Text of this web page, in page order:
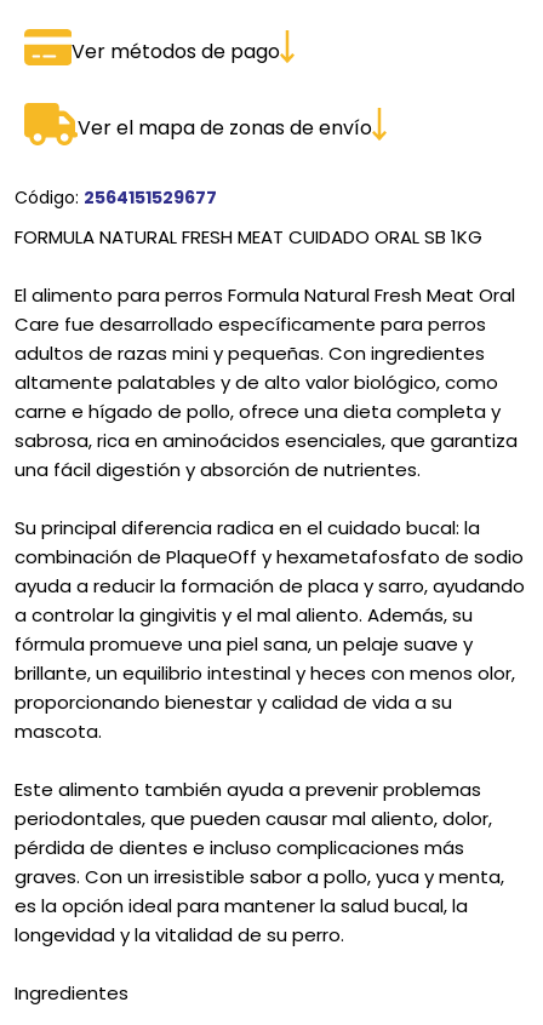
Ver métodos de pago
Ver el mapa de zonas de envío
Código: 2564151529677
FORMULA NATURAL FRESH MEAT CUIDADO ORAL SB 1KG
El alimento para perros Formula Natural Fresh Meat Oral
Care fue desarrollado específicamente para perros
adultos de razas mini y pequeñas. Con ingredientes
altamente palatables y de alto valor biológico, como
carne e hígado de pollo, ofrece una dieta completa y
sabrosa, rica en aminoácidos esenciales, que garantiza
una fácil digestión y absorción de nutrientes.
Su principal diferencia radica en el cuidado bucal: la
combinación de PlaqueOff y hexametafosfato de sodio
ayuda a reducir la formación de placa y sarro, ayudando
a controlar la gingivitis y el mal aliento. Además, su
fórmula promueve una piel sana, un pelaje suave y
brillante, un equilibrio intestinal y heces con menos olor,
proporcionando bienestar y calidad de vida a su
mascota.
Este alimento también ayuda a prevenir problemas
periodontales, que pueden causar mal aliento, dolor,
pérdida de dientes e incluso complicaciones más
graves. Con un irresistible sabor a pollo, yuca y menta,
es la opción ideal para mantener la salud bucal, la
longevidad y la vitalidad de su perro.
Ingredientes